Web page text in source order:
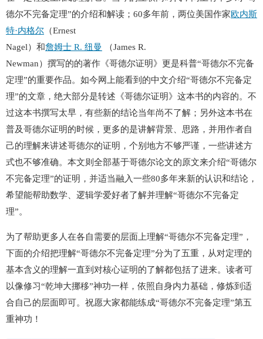
德尔不完备定理”的介绍和解读；60多年前，两位美国作家欧内斯
特·内格尔 （Ernest
Nagel）和詹姆士 R. 纽曼
（James R.
Newman）撰写的的著作《哥德尔证明》更是科普“哥德尔不完备
定理”的重要作品。如今网上能看到的中文介绍“哥德尔不完备定
理”的文章，绝大部分是转述《哥德尔证明》这本书的内容的。不
过这本书撰写太早，有些新的结论当年尚不了解；另外这本书在
普及哥德尔证明的时候，更多的是讲解背景、思路，并用作者自
己的理解来讲述哥德尔的证明，个别地方不够严谨，一些讲述方
式也不够准确。本文则全部基于哥德尔论文的原文来介绍“哥德尔
不完备定理”的证明，并适当融入一些80多年来新的认识和结论，
希望能帮助数学、逻辑学爱好者了解并理解“哥德尔不完备定
理”。
为了帮助更多人在各自需要的层面上理解“哥德尔不完备定理”，
下面的介绍把理解“哥德尔不完备定理”分为了五重，从对定理的
基本含义的理解一直到对核心证明的了解都包括了进来。读者可
以像修习“乾坤大挪移”神功一样，依照自身内力基础，修炼到适
合自己的层面即可。祝愿大家都能练成“哥德尔不完备定理”第五
重神功！